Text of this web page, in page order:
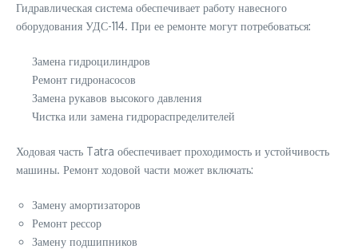
Гидравлическая система обеспечивает работу навесного
оборудования УДС-114. При ее ремонте могут потребоваться:
Замена гидроцилиндров
Ремонт гидронасосов
Замена рукавов высокого давления
Чистка или замена гидрораспределителей
Ходовая часть Tatra обеспечивает проходимость и устойчивость
машины. Ремонт ходовой части может включать:
Замену амортизаторов
Ремонт рессор
Замену подшипников